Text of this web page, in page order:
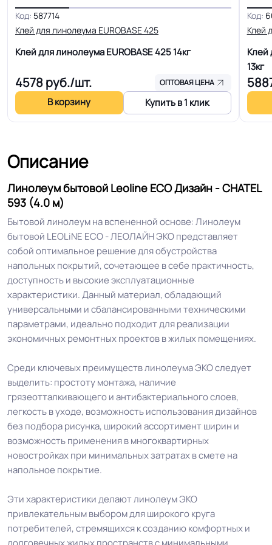
Область применения
строителей, Для магазинов, Для
жилых зон, Для оптовых продаж на
объекты, Для розницы
Допуск изменения
толщин
+-10% мм
Класс 21/22 кл.
Устойчивость к химии Умеренная
Доступная цена, современные
дизайны, не впитывает влагу,
безопасен для здоровья
Защитный слой 0.15 мм (150) мкм
рабочего слоя
Доп. защита рабочего
слоя
PUR
Коэффициент
противоскольжения
R9
Вес 1 м.кв. 1.4 кг
Срок службы 10 лет
Код: 587714
Клей для линолеума EUROBASE 425
Клей для линолеума EUROBASE 42514кг
4578руб./шт. ОПТОВАЯ ЦЕНА
В корзину Купить в 1 клик
Код:
Клей
Клей
13кг
Описание
Линолеум бытовой Leoline ECO Дизайн - CHATEL
593 (4.0 м)
Бытовой линолеум на вспененной основе: Линолеум
бытовой LEOLiNE ECO - ЛЕОЛАЙН ЭКО представляет
собой оптимальное решение для обустройства
напольных покрытий, сочетающее в себе практичность,
доступность и высокие эксплуатационные
характеристики. Данный материал, обладающий
универсальными и сбалансированными техническими
параметрами, идеально подходит для реализации
экономичных ремонтных проектов в жилых помещениях.
Среди ключевых преимуществ линолеума ЭКО следует
выделить: простоту монтажа, наличие
грязеотталкивающего и антибактериального слоев,
легкость в уходе, возможность использования дизайнов
без подбора рисунка, широкий ассортимент ширин и
возможность применения в многоквартирных
новостройках при минимальных затратах в смете на
напольное покрытие.
Эти характеристики делают линолеум ЭКО
привлекательным выбором для широкого круга
потребителей, стремящихся к созданию комфортных и